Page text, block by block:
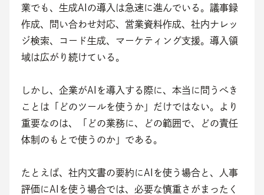
業でも、生成AIの導入は急速に進んでいる。議事録
作成、問い合わせ対応、営業資料作成、社内ナレッ
ジ検索、コード生成、マーケティング支援。導入領
域は広がり続けている。
しかし、企業がAIを導入する際に、本当に問うべき
ことは「どのツールを使うか」だけではない。より
重要なのは、「どの業務に、どの範囲で、どの責任
体制のもとで使うのか」である。
たとえば、社内文書の要約にAIを使う場合と、人事
評価にAIを使う場合では、必要な慎重さがまったく